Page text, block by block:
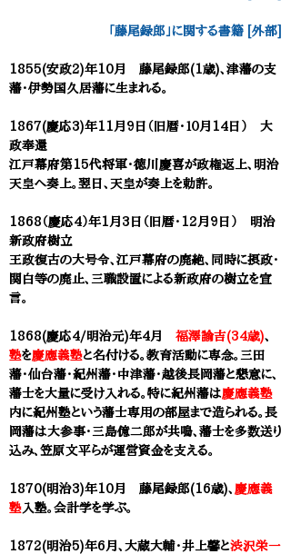
「 藤尾録郎 」に関する書籍 [外部]
1855(安政2)年10月 藤尾録郎(1歳)、津藩の支
藩・伊勢国久居藩に生まれる。
1867(慶応3)年11月9日（旧暦・１０月14日） 大
政奉還
江戸幕府第15代将軍・徳川慶喜が政権返上、明治
天皇へ奏上。翌日、天皇が奏上を勅許。
1868（慶応4）年1月3日（旧暦・12月9日） 明治
新政府樹立
王政復古の大号令、江戸幕府の廃絶、同時に摂政・
関白等の廃止、三職設置による新政府の樹立を宣
言。
1868(慶応4/明治元)年4月 福澤諭吉(34歳)、
塾を慶應義塾と名付ける。教育活動に専念。三田
藩・仙台藩・紀州藩・中津藩・越後長岡藩と懇意に、
藩士を大量に受け入れる。特に紀州藩は慶應義塾
内に紀州塾という藩士専用の部屋まで造られる。長
岡藩は大参事・三島億二郎が共鳴、藩士を多数送り
込み、笠原文平らが運営資金を支える。
1870(明治3)年10月 藤尾録郎(16歳)、 慶應義
塾 入塾。会計学を学ぶ。
1872(明治5)年6月、大蔵大輔・井上馨と渋沢栄一